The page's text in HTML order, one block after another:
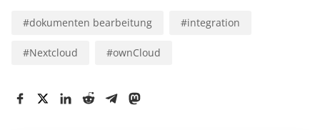
#dokumenten bearbeitung #integration
#Nextcloud #ownCloud